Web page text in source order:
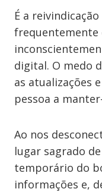
É a
frequentemente
digital. O medo
as atualizações
pessoa a
Ao nos
lugar sagrado
temporário do
informações e,